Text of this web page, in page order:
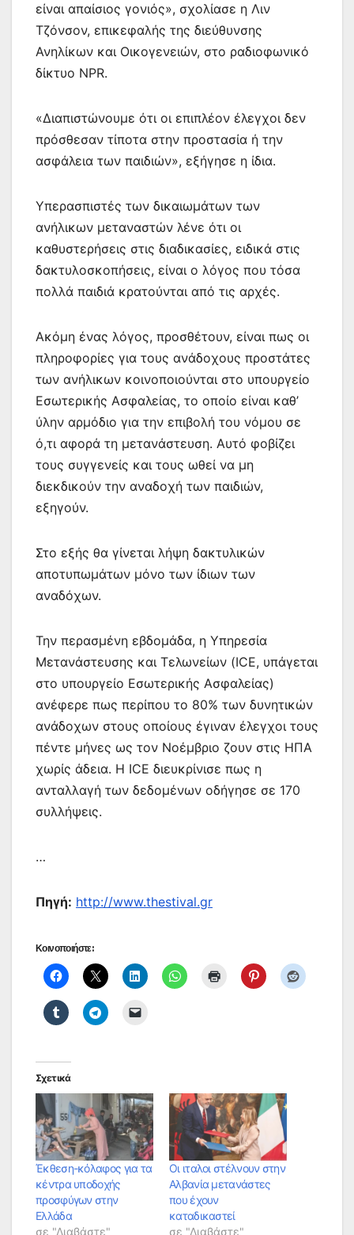
είναι απαίσιος γονιός», σχολίασε η Λιν
Τζόνσον, επικεφαλής της διεύθυνσης
Ανηλίκων και Οικογενειών, στο ραδιοφωνικό
δίκτυο NPR.
«Διαπιστώνουμε ότι οι επιπλέον έλεγχοι δεν
πρόσθεσαν τίποτα στην προστασία ή την
ασφάλεια των παιδιών», εξήγησε η ίδια.
Υπερασπιστές των δικαιωμάτων των
ανήλικων μεταναστών λένε ότι οι
καθυστερήσεις στις διαδικασίες, ειδικά στις
δακτυλοσκοπήσεις, είναι ο λόγος που τόσα
πολλά παιδιά κρατούνται από τις αρχές.
Ακόμη ένας λόγος, προσθέτουν, είναι πως οι
πληροφορίες για τους ανάδοχους προστάτες
των ανήλικων κοινοποιούνται στο υπουργείο
Εσωτερικής Ασφαλείας, το οποίο είναι καθ’
ύλην αρμόδιο για την επιβολή του νόμου σε
ό,τι αφορά τη μετανάστευση. Αυτό φοβίζει
τους συγγενείς και τους ωθεί να μη
διεκδικούν την αναδοχή των παιδιών,
εξηγούν.
Στο εξής θα γίνεται λήψη δακτυλικών
αποτυπωμάτων μόνο των ίδιων των
αναδόχων.
Την περασμένη εβδομάδα, η Υπηρεσία
Μετανάστευσης και Τελωνείων (ICE, υπάγεται
στο υπουργείο Εσωτερικής Ασφαλείας)
ανέφερε πως περίπου το 80% των δυνητικών
ανάδοχων στους οποίους έγιναν έλεγχοι τους
πέντε μήνες ως τον Νοέμβριο ζουν στις ΗΠΑ
χωρίς άδεια. Η ICE διευκρίνισε πως η
ανταλλαγή των δεδομένων οδήγησε σε 170
συλλήψεις.
…
Πηγή: http://www.thestival.gr
Κοινοποιήστε:
Σχετικά
Έκθεση-κόλαφος για τα
κέντρα υποδοχής
προσφύγων στην
Ελλάδα
σε "Διαβάστε"
Οι ιταλοι στέλνουν στην
Αλβανία μετανάστες
που έχουν
καταδικαστεί
σε "Διαβάστε"